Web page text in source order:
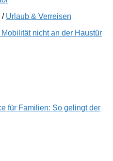
/ Urlaub & Verreisen
nicht an der Haustür
für Familien: So gelingt der